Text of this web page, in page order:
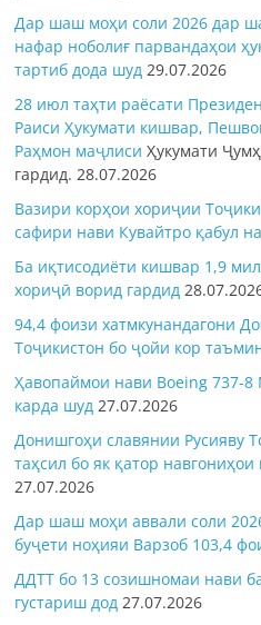
Дар шаш моҳи соли 2026 дар
нафар ноболиғ парвандаҳои
тартиб дода шуд 29.07.2026
28 июл таҳти раёсати
Раиси Ҳукумати кишвар,
Раҳмон маҷлисиҲукумати
гардид.28.07.2026
Вазири корҳои хориҷии
сафири нави Кувайтро қабул
Ба иқтисодиёти кишвар 1,9
хориҷӣ ворид гардид
94,4 фоизи хатмкунандагони
Тоҷикистон бо ҷойи кор
Ҳавопаймои нави Boeing 737-8
карда шуд 27.07.2026
Донишгоҳи славянии Русияву
таҳсил бо як қатор
27.07.2026
Дар шаш моҳи аввали соли
буҷети ноҳияи Варзоб 103,4
ДДТТ бо 13 созишномаи нави
густариш дод 27.07.2026